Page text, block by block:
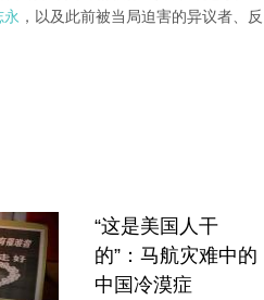
永 ，以及此前被当局迫害的异议者、反
“这是美国人干
的”：马航灾难中的
中国冷漠症